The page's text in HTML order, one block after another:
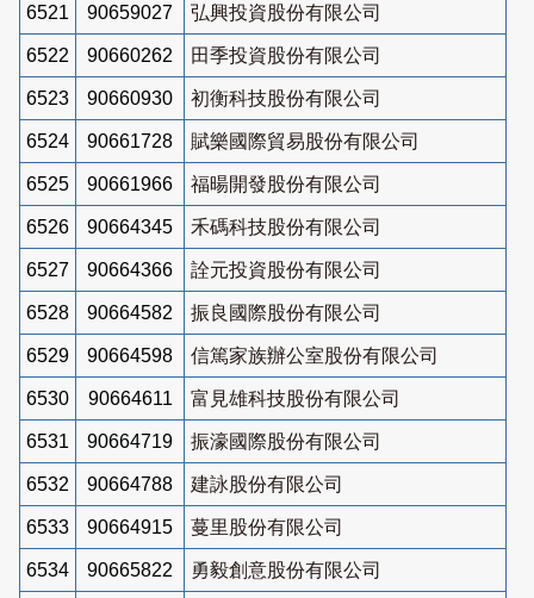
6521 90659027 弘興投資股份有限公司
6522 90660262 田季投資股份有限公司
6523 90660930 初衡科技股份有限公司
6524 90661728 賦樂國際貿易股份有限公司
6525 90661966 福暘開發股份有限公司
6526 90664345 禾碼科技股份有限公司
6527 90664366 詮元投資股份有限公司
6528 90664582 振良國際股份有限公司
6529 90664598 信篤家族辦公室股份有限公司
6530 90664611 富見雄科技股份有限公司
6531 90664719 振濠國際股份有限公司
6532 90664788 建詠股份有限公司
6533 90664915 蔓里股份有限公司
6534 90665822 勇毅創意股份有限公司